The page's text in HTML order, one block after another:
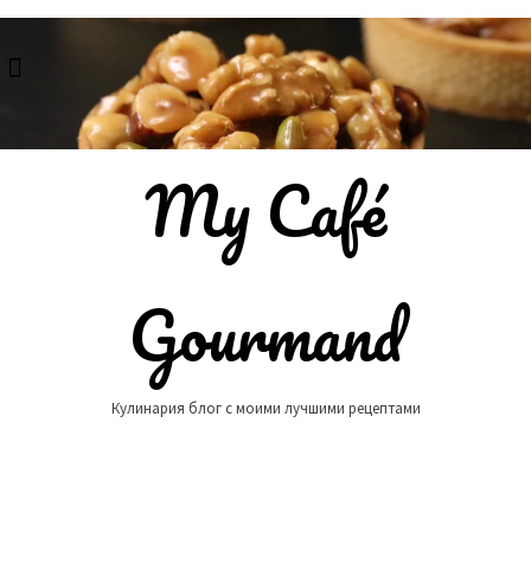
content
My Café
Gourmand
Кулинария блог с моими лучшими рецептами